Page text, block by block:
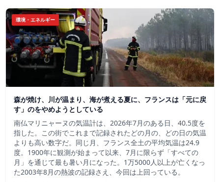
環境・エネルギー
森が焼け、川が温まり、海が煮える夏に、フランスは「元に戻
す」のをやめようとしている
南仏マリニャーヌの気温計は、2026年7月のある日、40.5度を
指した。この街でこれまで記録されたどの月の、どの日の気温
よりも高い数字だ。同じ月、フランス全土の平均気温は24.9
度。1900年に観測が始まって以来、7月に限らず「すべての
月」を通じて最も暑い月になった。1万5000人以上が亡くなっ
た2003年8月の熱波の記録さえ、今回は上回っている。